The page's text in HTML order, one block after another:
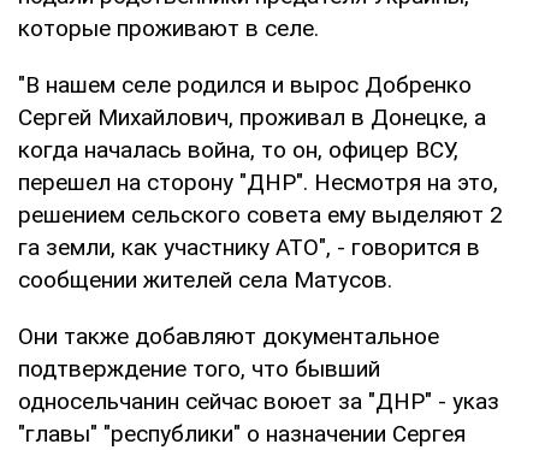
которые проживают в селе.
"В нашем селе родился и вырос Добренко
Сергей Михайлович, проживал в Донецке, а
когда началась война, то он, офицер ВСУ,
перешел на сторону "ДНР". Несмотря на это,
решением сельского совета ему выделяют 2
га земли, как участнику АТО", - говорится в
сообщении жителей села Матусов.
Они также добавляют документальное
подтверждение того, что бывший
односельчанин сейчас воюет за "ДНР" - указ
"главы" "республики" о назначении Сергея